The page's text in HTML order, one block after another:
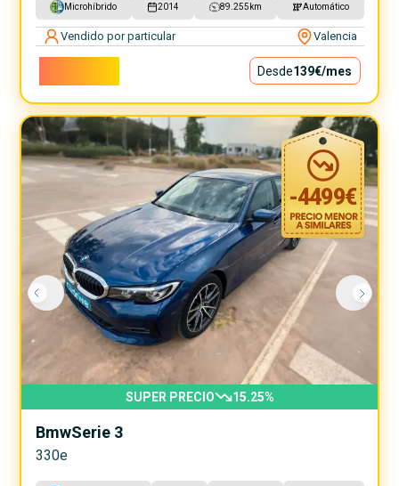
Microhíbrido 2014 89.255 km Automático
Vendido por particular Valencia
Desde139€/mes
-4499€
SUPER PRECIO 15.25%
BmwSerie 3
330e